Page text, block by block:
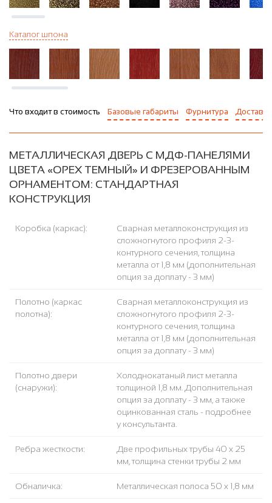
Каталог шпона
Что входит в стоимость Базовые габариты Фурнитура Доставка
МЕТАЛЛИЧЕСКАЯ ДВЕРЬ С МДФ-ПАНЕЛЯМИ
ЦВЕТА «ОРЕХ ТЕМНЫЙ» И ФРЕЗЕРОВАННЫМ
ОРНАМЕНТОМ: СТАНДАРТНАЯ
КОНСТРУКЦИЯ
Коробка (каркас):
Сварная металлоконструкция из
сложногнутого профиля 2-3-
контурного сечения, толщина
металла от 1,8 мм (дополнительная
опция за доплату - 3 мм)
Полотно (каркас
полотна):
Сварная металлоконструкция из
сложногнутого профиля 2-3-
контурного сечения, толщина
металла от 1,8 мм (дополнительная
опция за доплату - 3 мм)
Полотно двери
(снаружи):
Холоднокатаный лист металла
толщиной 1,8 мм. Дополнительная
опция за доплату - 3 мм, а также
оцинкованная сталь - подробнее
у консультанта.
Ребра жесткости:
Две профильных трубы 40 х 25
мм, толщина стенки трубы 2 мм
Обналичка: Металлическая полоса 50 х 1,8 мм